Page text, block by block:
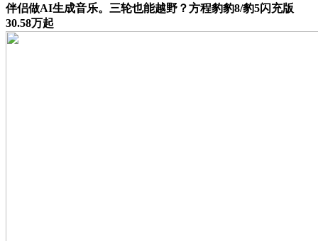
伴侣做AI生成音乐。三轮也能越野？方程豹豹8/豹5闪充版
30.58万起